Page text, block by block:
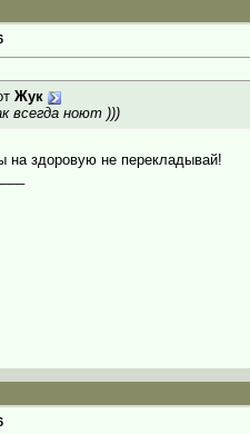
Жук
всегда ноют )))
на здоровую не перекладывай!